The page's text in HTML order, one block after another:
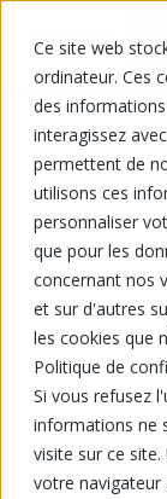
Ce site web
ordinateur. Ces
des
interagissez
permettent de
utilisons ces
personnaliser
que pour les
concernant nos
et sur d'autres
les cookies que
Politique de
Si vous refusez
informations ne
visite sur ce
votre navigateur